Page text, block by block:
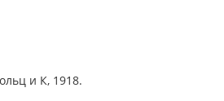
и К, 1918.